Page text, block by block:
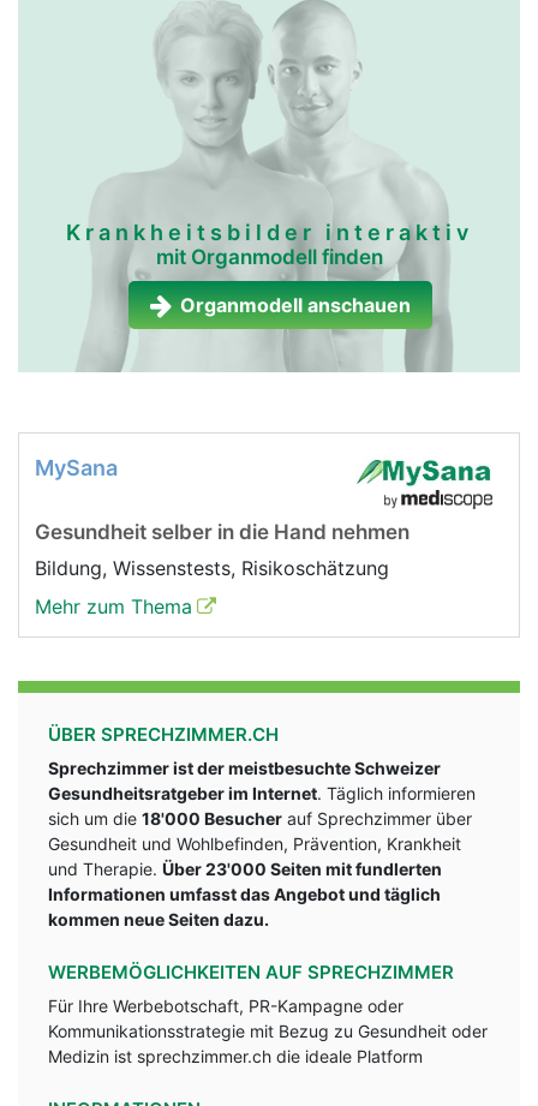
Krankheitsbilder interaktiv
mit Organmodell finden
Organmodell anschauen
MySana
Gesundheit selber in die Hand nehmen
Bildung, Wissenstests, Risikoschätzung
Mehr zum Thema
ÜBER SPRECHZIMMER.CH
Sprechzimmer ist der meistbesuchte Schweizer
Gesundheitsratgeber im Internet. Täglich informieren
sich um die 18'000 Besucher auf Sprechzimmer über
Gesundheit und Wohlbefinden, Prävention, Krankheit
und Therapie. Über 23'000 Seiten mit fundlerten
Informationen umfasst das Angebot und täglich
kommen neue Seiten dazu.
WERBEMÖGLICHKEITEN AUF SPRECHZIMMER
Für Ihre Werbebotschaft, PR-Kampagne oder
Kommunikationsstrategie mit Bezug zu Gesundheit oder
Medizin ist sprechzimmer.ch die ideale Platform